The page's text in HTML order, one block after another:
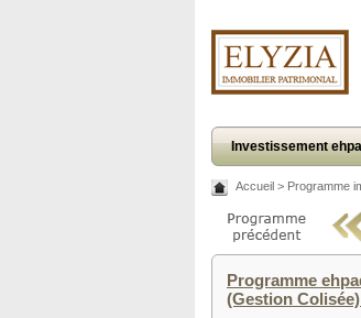
Investissement
Accueil > Programme
Programme
(Gestion